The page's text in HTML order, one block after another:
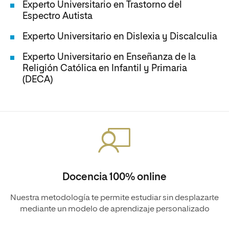
Experto Universitario en Trastorno del
Espectro Autista
Experto Universitario en Dislexia y Discalculia
Experto Universitario en Enseñanza de la
Religión Católica en Infantil y Primaria
(DECA)
Docencia 100% online
Nuestra metodología te permite estudiar sin desplazarte
mediante un modelo de aprendizaje personalizado